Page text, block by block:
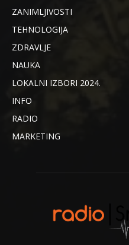
ZANIMLJIVOSTI
TEHNOLOGIJA
ZDRAVLJE
NAUKA
LOKALNI IZBORI 2024.
INFO
RADIO
MARKETING